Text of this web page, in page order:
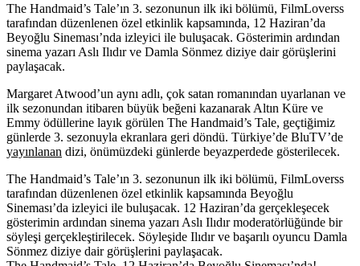
The Handmaid’s Tale’ın 3. sezonunun ilk iki bölümü, FilmLoverss
tarafından düzenlenen özel etkinlik kapsamında, 12 Haziran’da
Beyoğlu Sineması’nda izleyici ile buluşacak. Gösterimin ardından
sinema yazarı Aslı Ilıdır ve Damla Sönmez diziye dair görüşlerini
paylaşacak.
Margaret Atwood’un aynı adlı, çok satan romanından uyarlanan ve
ilk sezonundan itibaren büyük beğeni kazanarak Altın Küre ve
Emmy ödüllerine layık görülen The Handmaid’s Tale, geçtiğimiz
günlerde 3. sezonuyla ekranlara geri döndü. Türkiye’de BluTV’de
yayınlanan dizi, önümüzdeki günlerde beyazperdede gösterilecek.
The Handmaid’s Tale’ın 3. sezonunun ilk iki bölümü, FilmLoverss
tarafından düzenlenen özel etkinlik kapsamında Beyoğlu
Sineması’da izleyici ile buluşacak. 12 Haziran’da gerçekleşecek
gösterimin ardından sinema yazarı Aslı Ilıdırmoderatörlüğünde bir
söyleşi gerçekleştirilecek. Söyleşide Ilıdır ve başarılı oyuncu Damla
Sönmez diziye dair görüşlerini paylaşacak.